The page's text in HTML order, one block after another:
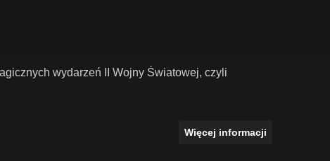
wydarzeń II Wojny Światowej, czyli
Więcej informacji